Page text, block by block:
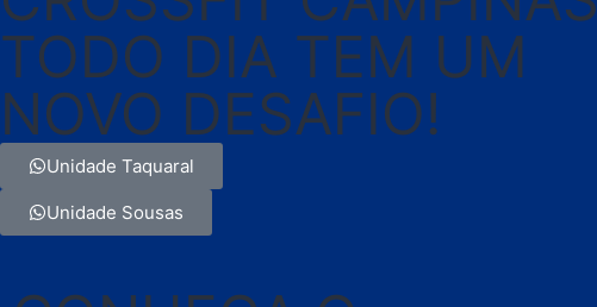
TODO DIA TEM UM
NOVO DESAFIO!
Unidade Taquaral
Unidade Sousas